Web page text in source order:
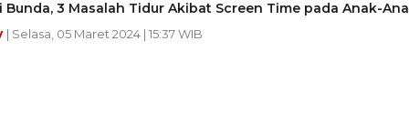
Bunda, 3 Masalah Tidur Akibat Screen Time pada Anak-
| Selasa, 05 Maret 2024 | 15:37 WIB